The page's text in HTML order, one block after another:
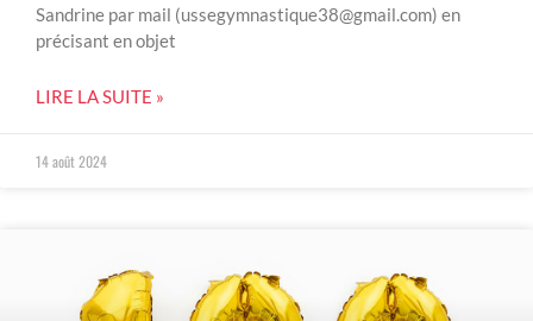
Sandrine par mail (ussegymnastique38@gmail.com) en
précisant en objet
LIRE LA SUITE »
14 août 2024